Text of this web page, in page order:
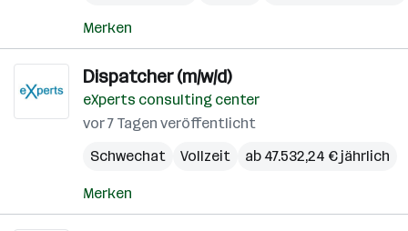
Merken
Dispatcher (m/w/d)
eXperts consulting center
vor 7 Tagen veröffentlicht
Schwechat
Vollzeit ab 47.532,24 € jährlich
Merken